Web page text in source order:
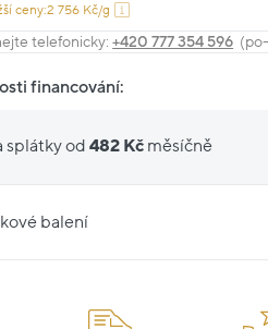
ceny:2 756 Kč/g
telefonicky:+420 777 354 596
financování:
splátky od482 Kč měsíčně
balení